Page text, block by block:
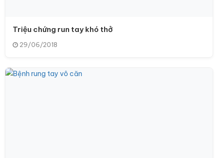
Triệu chứng run tay khó thở
29/06/2018